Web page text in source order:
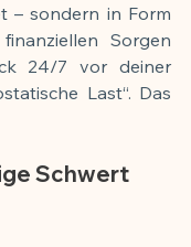
– sondern in Form
Sorgen
24/7 vor deiner
Last“. Das
Schwert